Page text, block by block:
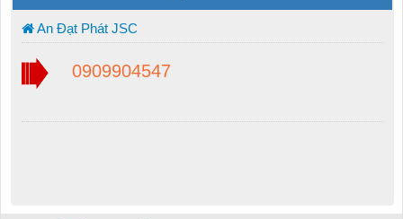
An Đạt Phát JSC
0909904547